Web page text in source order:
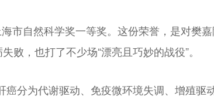
市自然科学奖一等奖。这份荣誉，是对樊
，也打了不少场“漂亮且巧妙的战役”。
分为代谢驱动、免疫微环境失调、增殖驱